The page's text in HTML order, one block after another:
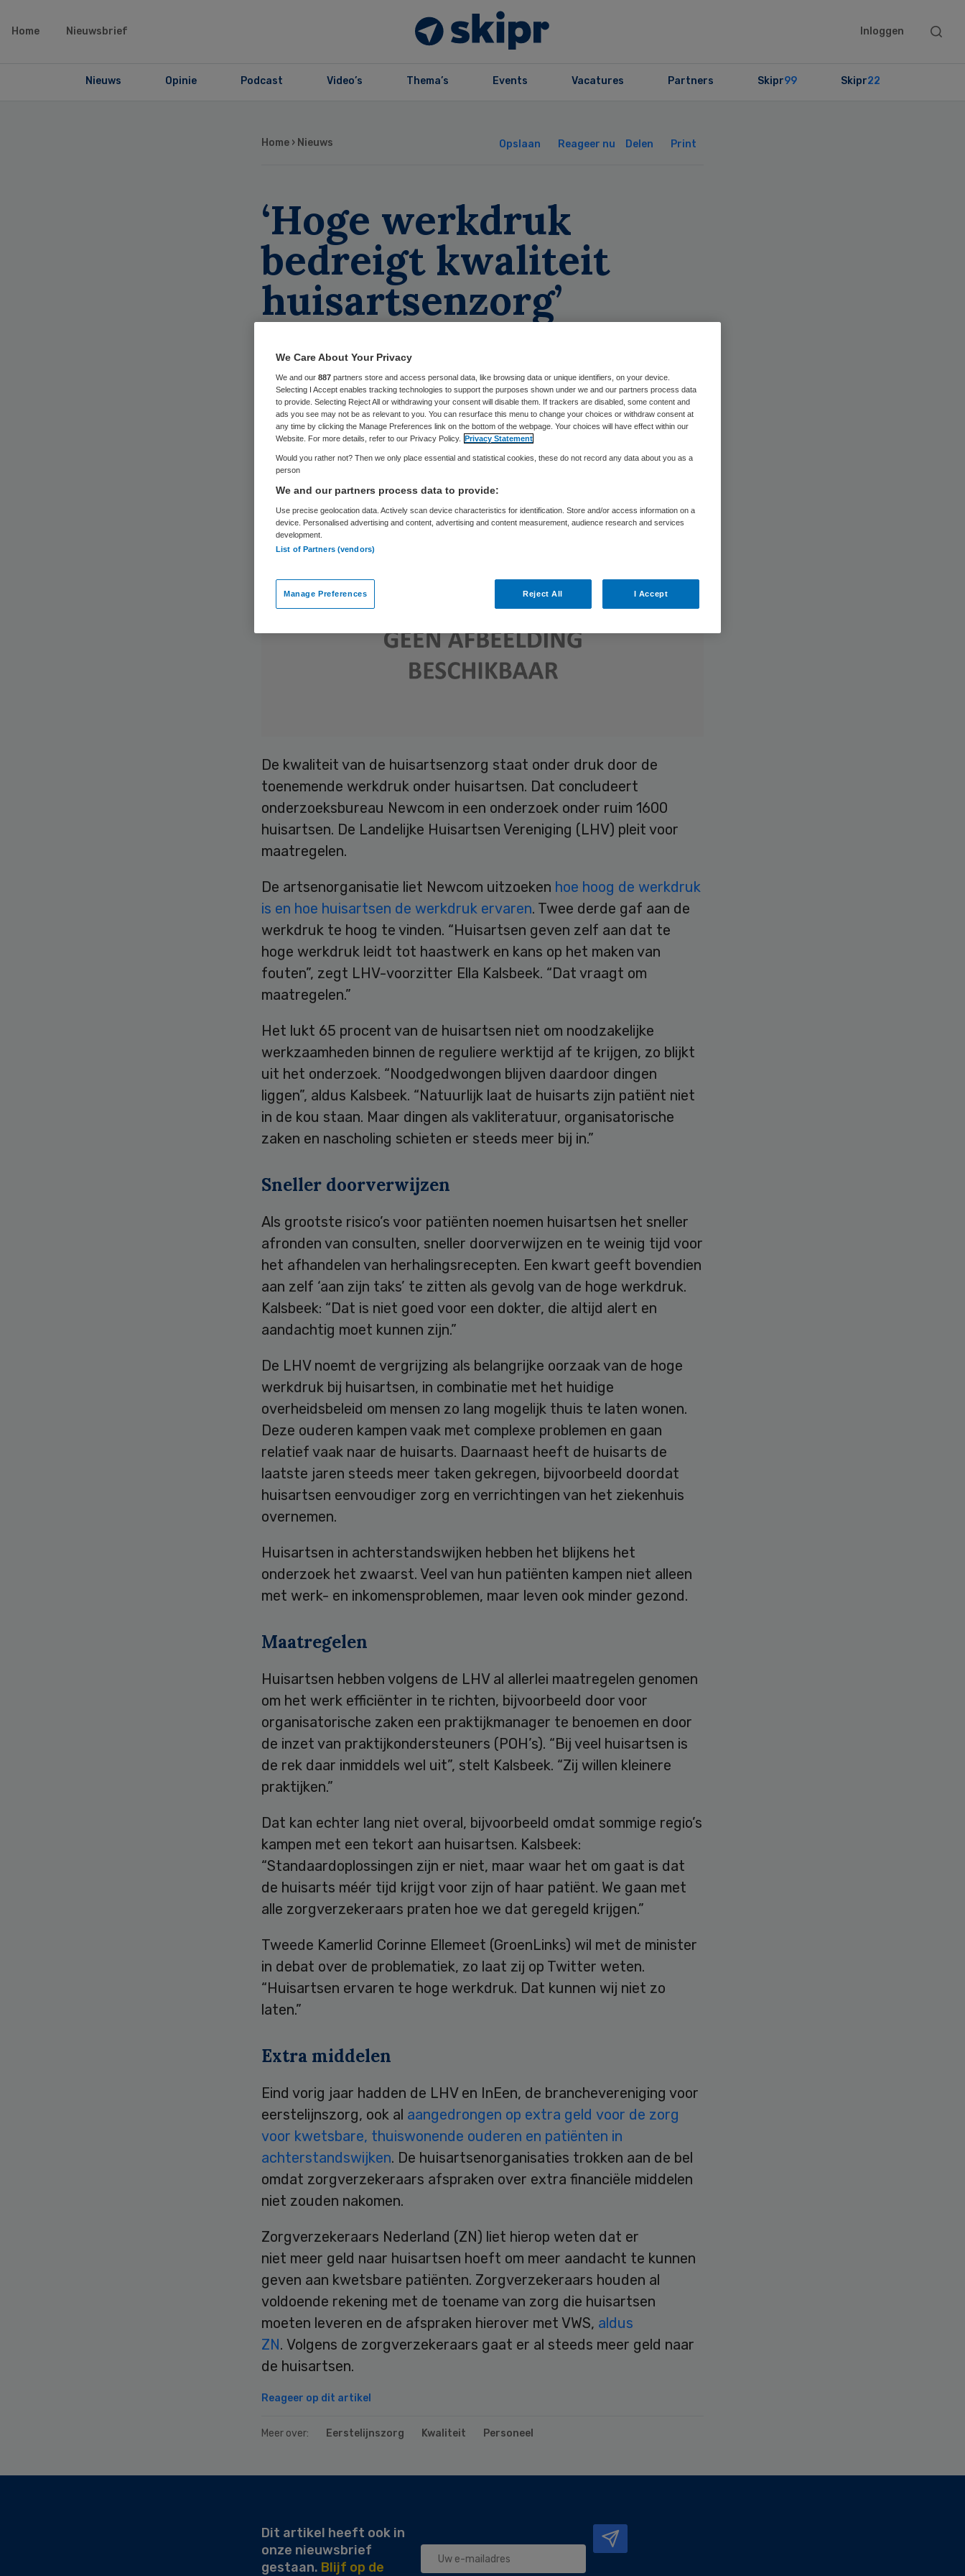
Home Nieuwsbrief Inloggen
Search
Nieuws Opinie Podcast Video’s Thema’s Events Vacatures Partners Skipr99 Skipr22
Home › Nieuws Opslaan Reageer nu Delen Print
‘Hoge werkdruk
bedreigt kwaliteit
huisartsenzorg’
De kwaliteit van de huisartsenzorg staat onder druk door de
toenemende werkdruk onder huisartsen. Dat concludeert
onderzoeksbureau Newcom in een onderzoek onder ruim 1600
huisartsen. De Landelijke Huisartsen Vereniging (LHV) pleit voor
maatregelen.
De artsenorganisatie liet Newcom uitzoeken hoe hoog de werkdruk
is en hoe huisartsen de werkdruk ervaren. Twee derde gaf aan de
werkdruk te hoog te vinden. “Huisartsen geven zelf aan dat te
hoge werkdruk leidt tot haastwerk en kans op het maken van
fouten”, zegt LHV-voorzitter Ella Kalsbeek. “Dat vraagt om
maatregelen.”
Het lukt 65 procent van de huisartsen niet om noodzakelijke
werkzaamheden binnen de reguliere werktijd af te krijgen, zo blijkt
uit het onderzoek. “Noodgedwongen blijven daardoor dingen
liggen”, aldus Kalsbeek. “Natuurlijk laat de huisarts zijn patiënt niet
in de kou staan. Maar dingen als vakliteratuur, organisatorische
zaken en nascholing schieten er steeds meer bij in.”
Sneller doorverwijzen
Als grootste risico’s voor patiënten noemen huisartsen het sneller
afronden van consulten, sneller doorverwijzen en te weinig tijd voor
het afhandelen van herhalingsrecepten. Een kwart geeft bovendien
aan zelf ‘aan zijn taks’ te zitten als gevolg van de hoge werkdruk.
Kalsbeek: “Dat is niet goed voor een dokter, die altijd alert en
aandachtig moet kunnen zijn.”
De LHV noemt de vergrijzing als belangrijke oorzaak van de hoge
werkdruk bij huisartsen, in combinatie met het huidige
overheidsbeleid om mensen zo lang mogelijk thuis te laten wonen.
Deze ouderen kampen vaak met complexe problemen en gaan
relatief vaak naar de huisarts. Daarnaast heeft de huisarts de
laatste jaren steeds meer taken gekregen, bijvoorbeeld doordat
huisartsen eenvoudiger zorg en verrichtingen van het ziekenhuis
overnemen.
Huisartsen in achterstandswijken hebben het blijkens het
onderzoek het zwaarst. Veel van hun patiënten kampen niet alleen
met werk- en inkomensproblemen, maar leven ook minder gezond.
Maatregelen
Huisartsen hebben volgens de LHV al allerlei maatregelen genomen
om het werk efficiënter in te richten, bijvoorbeeld door voor
organisatorische zaken een praktijkmanager te benoemen en door
de inzet van praktijkondersteuners (POH’s). “Bij veel huisartsen is
de rek daar inmiddels wel uit”, stelt Kalsbeek. “Zij willen kleinere
praktijken.”
Dat kan echter lang niet overal, bijvoorbeeld omdat sommige regio’s
kampen met een tekort aan huisartsen. Kalsbeek:
“Standaardoplossingen zijn er niet, maar waar het om gaat is dat
de huisarts méér tijd krijgt voor zijn of haar patiënt. We gaan met
alle zorgverzekeraars praten hoe we dat geregeld krijgen.”
Tweede Kamerlid Corinne Ellemeet (GroenLinks) wil met de minister
in debat over de problematiek, zo laat zij op Twitter weten.
“Huisartsen ervaren te hoge werkdruk. Dat kunnen wij niet zo
laten.”
Extra middelen
Eind vorig jaar hadden de LHV en InEen, de branchevereniging voor
eerstelijnszorg, ook al aangedrongen op extra geld voor de zorg
voor kwetsbare, thuiswonende ouderen en patiënten in
achterstandswijken. De huisartsenorganisaties trokken aan de bel
omdat zorgverzekeraars afspraken over extra financiële middelen
niet zouden nakomen.
Zorgverzekeraars Nederland (ZN) liet hierop weten dat er
niet meer geld naar huisartsen hoeft om meer aandacht te kunnen
geven aan kwetsbare patiënten. Zorgverzekeraars houden al
voldoende rekening met de toename van zorg die huisartsen
moeten leveren en de afspraken hierover met VWS, aldus
ZN. Volgens de zorgverzekeraars gaat er al steeds meer geld naar
de huisartsen.
Reageer op dit artikel
Meer over: Eerstelijnszorg Kwaliteit Personeel
Secondary
Dit artikel heeft ook in
onze nieuwsbrief
gestaan. Blijf op de
We Care About Your Privacy
We and our 887 partners store and access personal data, like browsing data or unique identifiers, on your device.
Selecting I Accept enables tracking technologies to support the purposes shown under we and our partners process data
to provide. Selecting Reject All or withdrawing your consent will disable them. If trackers are disabled, some content and
ads you see may not be as relevant to you. You can resurface this menu to change your choices or withdraw consent at
any time by clicking the Manage Preferences link on the bottom of the webpage. Your choices will have effect within our
Website. For more details, refer to our Privacy Policy. Privacy Statement
Would you rather not? Then we only place essential and statistical cookies, these do not record any data about you as a
person
We and our partners process data to provide:
Use precise geolocation data. Actively scan device characteristics for identification. Store and/or access information on a
device. Personalised advertising and content, advertising and content measurement, audience research and services
development.
List of Partners (vendors)
Manage Preferences Reject All I Accept